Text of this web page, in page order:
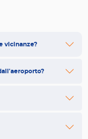
vicinanze?